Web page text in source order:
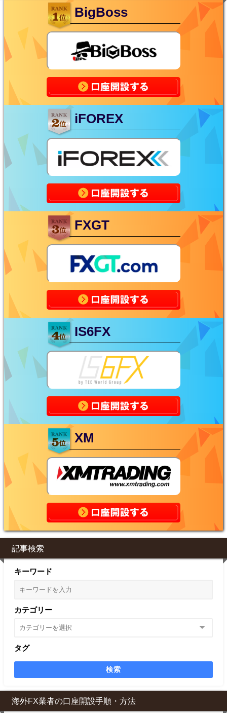
BigBoss
iFOREX
FXGT
IS6FX
XM
記事検索
キーワード
カテゴリー
タグ
検索
海外FX業者の口座開設手順・方法